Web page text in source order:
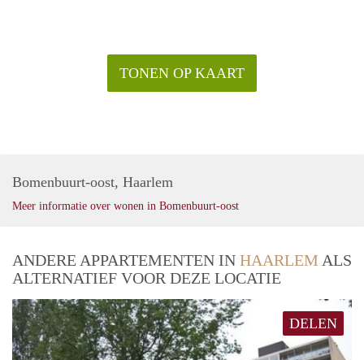
approximately 40 m2TONEN OP KAART
Bomenbuurt-oost, Haarlem
Meer informatie over wonen in Bomenbuurt-oost
ANDERE APPARTEMENTEN IN HAARLEM ALS
ALTERNATIEF VOOR DEZE LOCATIE
DELEN